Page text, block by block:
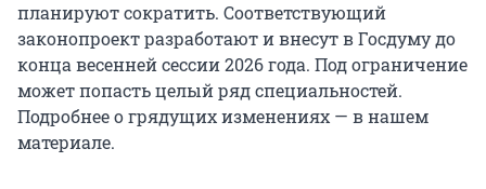
планируют сократить. Соответствующий
законопроект разработают и внесут в Госдуму до
конца весенней сессии 2026 года. Под ограничение
может попасть целый ряд специальностей.
Подробнее о грядущих изменениях — в нашем
материале.